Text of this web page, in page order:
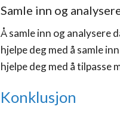
Samle inn og
Å samle inn og
hjelpe deg med å samle
hjelpe deg med å
Konklusjon